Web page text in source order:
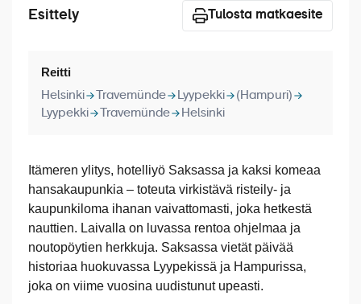
Esittely Tulosta matkaesite
Reitti
Helsinki Travemünde Lyypekki
(Hampuri)
Lyypekki
Travemünde Helsinki
Itämeren ylitys, hotelliyö Saksassa ja kaksi komeaa
hansakaupunkia – toteuta virkistävä risteily- ja
kaupunkiloma ihanan vaivattomasti, joka hetkestä
nauttien. Laivalla on luvassa rentoa ohjelmaa ja
noutopöytien herkkuja. Saksassa vietät päivää
historiaa huokuvassa Lyypekissä ja Hampurissa,
joka on viime vuosina uudistunut upeasti.